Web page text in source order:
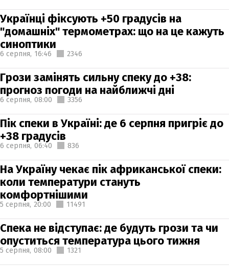
Українці фіксують +50 градусів на
"домашніх" термометрах: що на це кажуть
синоптики
6 серпня, 16:46 2346
Грози замінять сильну спеку до +38:
прогноз погоди на найближчі дні
6 серпня, 08:00 3356
Пік спеки в Україні: де 6 серпня пригріє до
+38 градусів
6 серпня, 06:40 836
На Україну чекає пік африканської спеки:
коли температури стануть
комфортнішими
5 серпня, 20:00 11491
Спека не відступає: де будуть грози та чи
опуститься температура цього тижня
5 серпня, 08:00 1321